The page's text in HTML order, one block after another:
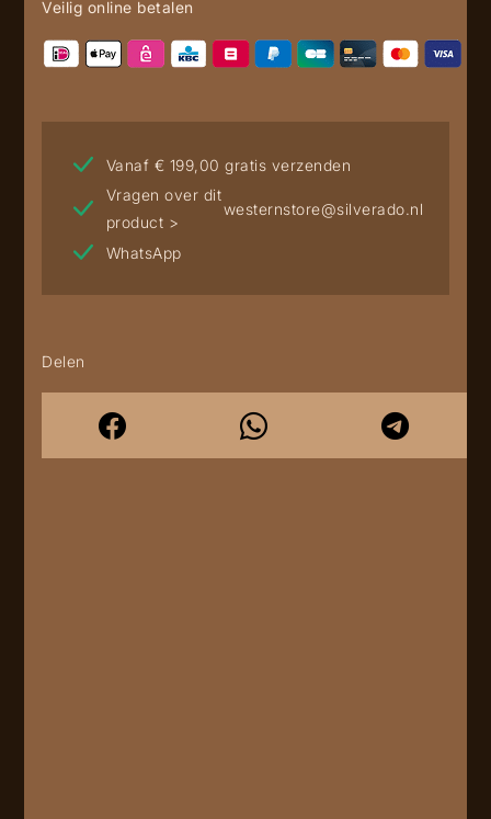
Veilig online betalen
Vanaf € 199,00 gratis verzenden
Vragen over dit
product >
westernstore@silverado.nl
WhatsApp
Delen